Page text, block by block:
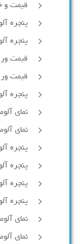
قیمت و
پنجره
پنجره
قیمت
قیمت
پنجره
نمای
نمای
پنجره
پنجره
پنجره
پنجره
نمای
نمای